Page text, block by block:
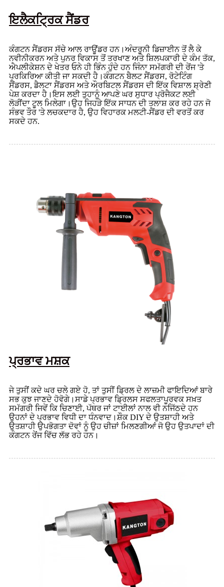
ਇਲੈਕਟ੍ਰਿਕ ਸੈਂਡਰ
ਕੰਗਟਨ ਸੈਂਡਰਸ ਸੱਚੇ ਆਲ ਰਾਊਂਡਰ ਹਨ।ਅੰਦਰੂਨੀ ਡਿਜ਼ਾਈਨ ਤੋਂ ਲੈ ਕੇ
ਨਵੀਨੀਕਰਨ ਅਤੇ ਪੁਨਰ ਵਿਕਾਸ ਤੋਂ ਤਰਖਾਣ ਅਤੇ ਸ਼ਿਲਪਕਾਰੀ ਦੇ ਕੰਮ ਤੱਕ,
ਐਪਲੀਕੇਸ਼ਨ ਦੇ ਖੇਤਰ ਓਨੇ ਹੀ ਭਿੰਨ ਹੁੰਦੇ ਹਨ ਜਿੰਨਾ ਸਮੱਗਰੀ ਦੀ ਰੇਂਜ 'ਤੇ
ਪ੍ਰਕਿਰਿਆ ਕੀਤੀ ਜਾ ਸਕਦੀ ਹੈ।ਕੰਗਟਨ ਬੈਲਟ ਸੈਂਡਰਸ, ਰੋਟੇਟਿੰਗ
ਸੈਂਡਰਸ, ਡੈਲਟਾ ਸੈਂਡਰਸ ਅਤੇ ਔਰਬਿਟਲ ਸੈਂਡਰਸ ਦੀ ਇੱਕ ਵਿਸ਼ਾਲ ਸ਼੍ਰੇਣੀ
ਪੇਸ਼ ਕਰਦਾ ਹੈ।ਇਸ ਲਈ ਤੁਹਾਨੂੰ ਆਪਣੇ ਘਰ ਸੁਧਾਰ ਪ੍ਰੋਜੈਕਟ ਲਈ
ਲੋੜੀਂਦਾ ਟੂਲ ਮਿਲੇਗਾ।ਉਹ ਜਿਹੜੇ ਇੱਕ ਸਾਧਨ ਦੀ ਤਲਾਸ਼ ਕਰ ਰਹੇ ਹਨ ਜੋ
ਸੰਭਵ ਤੌਰ 'ਤੇ ਲਚਕਦਾਰ ਹੈ, ਉਹ ਵਿਹਾਰਕ ਮਲਟੀ-ਸੈਂਡਰ ਦੀ ਵਰਤੋਂ ਕਰ
ਸਕਦੇ ਹਨ.
ਪ੍ਰਭਾਵ ਮਸ਼ਕ
ਜੇ ਤੁਸੀਂ ਕਦੇ ਘਰ ਚਲੇ ਗਏ ਹੋ, ਤਾਂ ਤੁਸੀਂ ਡ੍ਰਿਲ ਦੇ ਲਾਜ਼ਮੀ ਫਾਇਦਿਆਂ ਬਾਰੇ
ਸਭ ਕੁਝ ਜਾਣਦੇ ਹੋਵੋਗੇ।ਸਾਡੇ ਪ੍ਰਭਾਵ ਡ੍ਰਿਲਸ ਸਫਲਤਾਪੂਰਵਕ ਸਖ਼ਤ
ਸਮੱਗਰੀ ਜਿਵੇਂ ਕਿ ਚਿਣਾਈ, ਪੱਥਰ ਜਾਂ ਟਾਈਲਾਂ ਨਾਲ ਵੀ ਨਜਿੱਠਦੇ ਹਨ
ਉਹਨਾਂ ਦੇ ਪ੍ਰਭਾਵ ਵਿਧੀ ਦਾ ਧੰਨਵਾਦ।ਸ਼ੌਕ DIY ਦੇ ਉਤਸ਼ਾਹੀ ਅਤੇ
ਉਤਸ਼ਾਹੀ ਉਪਭੋਗਤਾ ਦੋਵਾਂ ਨੂੰ ਉਹ ਚੀਜ਼ਾਂ ਮਿਲਣਗੀਆਂ ਜੋ ਉਹ ਉਤਪਾਦਾਂ ਦੀ
ਕੰਗਟਨ ਰੇਂਜ ਵਿੱਚ ਲੱਭ ਰਹੇ ਹਨ।